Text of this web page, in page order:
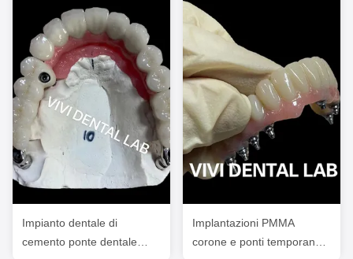
Impianto dentale di
cemento ponte dentale
Implantazioni PMMA
corone e ponti temporanei